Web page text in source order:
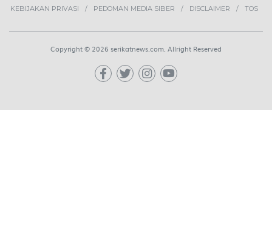
KEBIJAKAN PRIVASI
PEDOMAN MEDIA SIBER DISCLAIMER TOS
Copyright © 2026 serikatnews.com. Allright Reserved